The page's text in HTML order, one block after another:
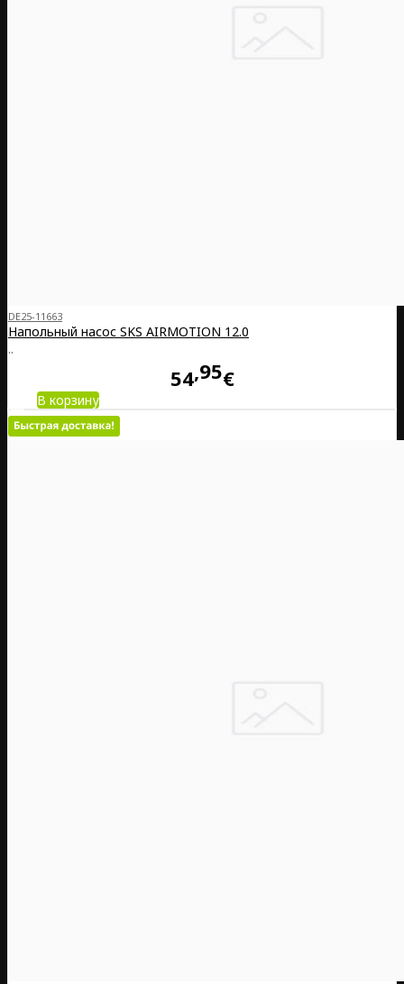
DE25-11663
Напольный насос SKS AIRMOTION 12.0
..
54 95€
В корзину